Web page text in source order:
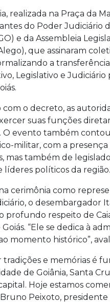
realizada na Praça da
do Poder Judiciário
e da Assembleia
que assinaram
a
Legislativo e Judiciário
com o decreto, as
suas funções
O evento também
militar, com a presença
mas também de
líderes políticos da região.
cerimônia como
o desembargador
profundo respeito de
“Ele se dedica à
momento histórico”,
tradições e memórias é
de Goiânia, Santa
Hoje estamos
Peixoto, presidente